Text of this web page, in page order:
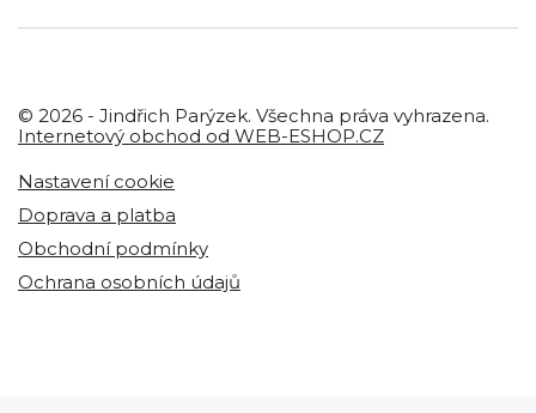
© 2026 - Jindřich Parýzek. Všechna práva vyhrazena.
Internetový obchod od WEB-ESHOP.CZ
Nastavení cookie
Doprava a platba
Obchodní podmínky
Ochrana osobních údajů